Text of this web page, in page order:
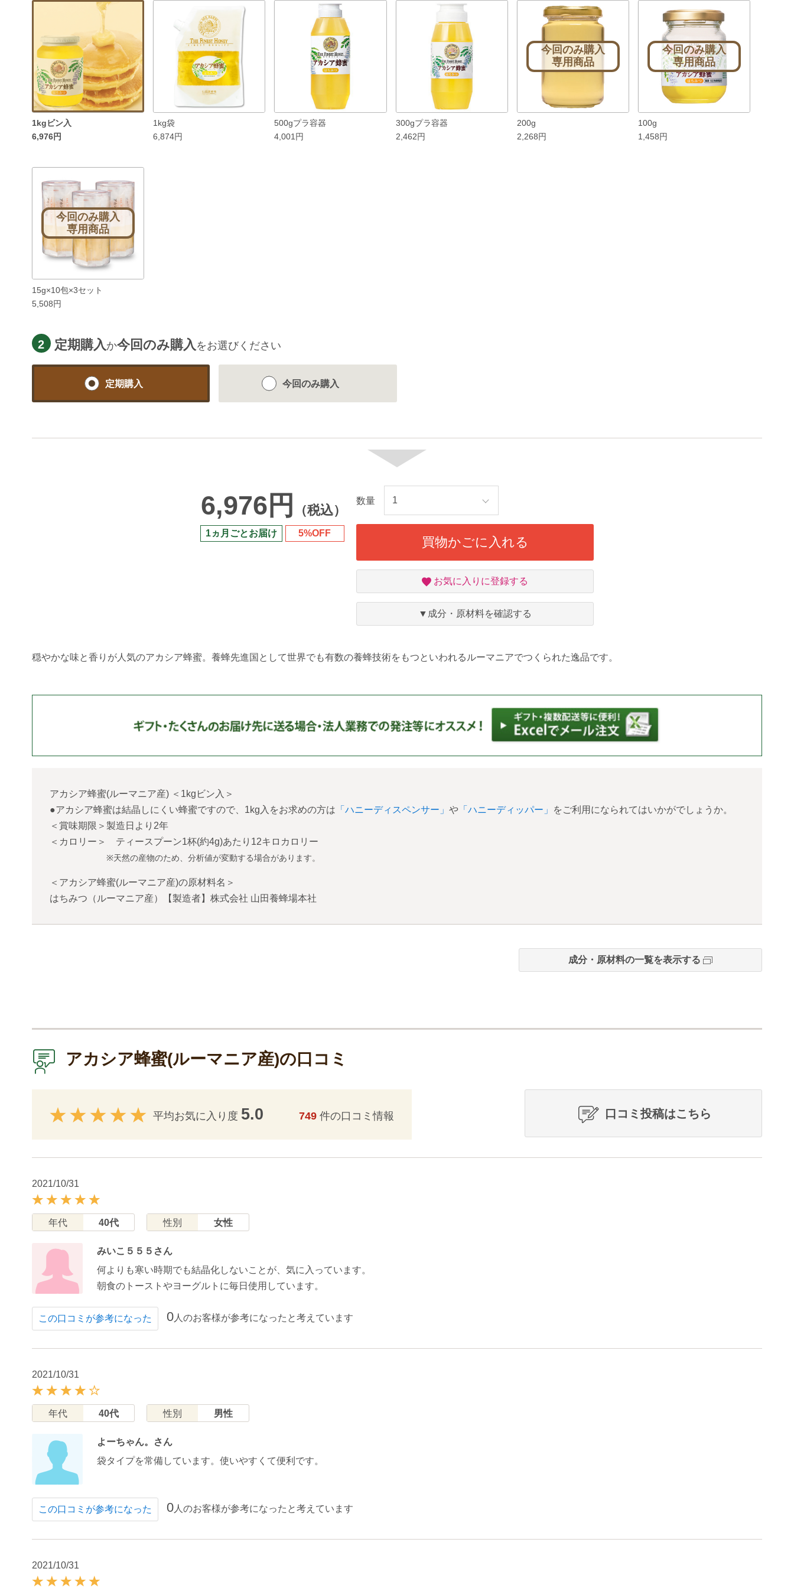
1kgビン入
6,976円
1kg袋
6,874円
500gプラ容器
4,001円
300gプラ容器
2,462円
今回のみ購入
専用商品
200g
2,268円
今回のみ購入
専用商品
100g
1,458円
今回のみ購入
専用商品
15g×10包×3セット
5,508円
2 定期購入 か今回のみ購入 をお選びください
定期購入 今回のみ購入
6,976円 （税込）
1ヵ月ごとお届け 5%OFF
数量
買物かごに入れる
お
気
に
入
り
お気に入りに登録する
▼成分・原材料を確認する
穏やかな味と香りが人気のアカシア蜂蜜。養蜂先進国として世界でも有数の養蜂技術をもつといわれるルーマニアでつくられた逸品です。
アカシア蜂蜜(ルーマニア産)＜ 1kgビン入 ＞
●アカシア蜂蜜は結晶しにくい蜂蜜ですので、1kg入をお求めの方は 「ハニーディスペンサー」 や「ハニーディッパー」
をご利用になられてはいかがでしょうか。
＜賞味期限＞製造日より2年
＜カロリー＞ ティースプーン1杯(約4g)あたり12キロカロリー
※天然の産物のため、分析値が変動する場合があります。
＜アカシア蜂蜜(ルーマニア産)の原材料名＞
はちみつ（ルーマニア産）【製造者】株式会社 山田養蜂場本社
成分・原材料の一覧を表示する
アカシア蜂蜜(ルーマニア産)の口コミ
口コミ投稿はこちら
平均お気に入り度 5.0 749 件の口コミ情報
2021/10/31
年代 40代 性別 女性
みいこ５５５さん
何よりも寒い時期でも結晶化しないことが、気に入っています。
朝食のトーストやヨーグルトに毎日使用しています。
この口コミが参考になった 0人のお客様が参考になったと考えています
2021/10/31
年代 40代 性別 男性
よーちゃん。さん
袋タイプを常備しています。使いやすくて便利です。
この口コミが参考になった 0人のお客様が参考になったと考えています
2021/10/31